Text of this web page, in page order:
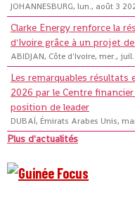
JOHANNESBURG, lun., août 3
Clarke Energy renforce la
d'Ivoire grâce à un projet
ABIDJAN, Côte d'Ivoire, mer.,
Les remarquables résultats
2026 par le Centre
position de leader
DUBAÏ, Émirats Arabes Unis,
Plus d'actualités